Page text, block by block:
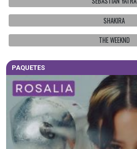
SHAKIRA
THE WEEKND
PAQUETES